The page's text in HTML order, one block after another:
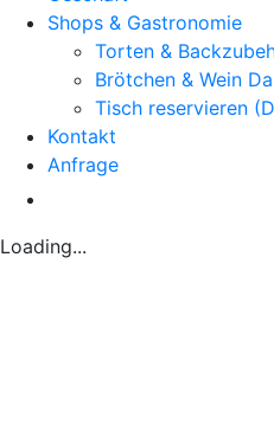
Shops & Gastronomie
Torten &
Brötchen & Wein
Tisch reservieren
Kontakt
Anfrage
Loading...